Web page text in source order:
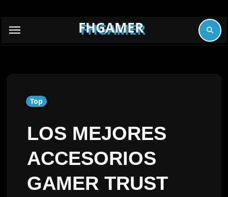
FHGAMER
Top
LOS MEJORES
ACCESORIOS
GAMER TRUST